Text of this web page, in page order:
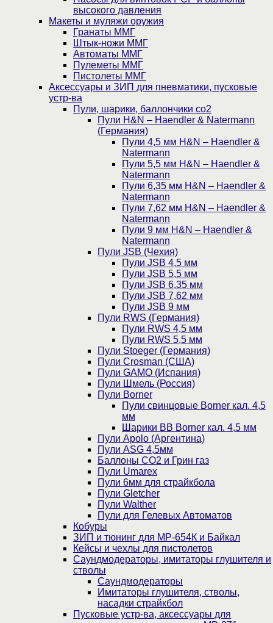
высокого давления
Макеты и муляжи оружия
Гранаты ММГ
Штык-ножи ММГ
Автоматы ММГ
Пулеметы ММГ
Пистолеты ММГ
Аксессуары и ЗИП для пневматики, пусковые
устр-ва
Пули, шарики, баллончики со2
Пули H&N – Haendler & Natermann
(Германия)
Пули 4,5 мм H&N – Haendler &
Natermann
Пули 5,5 мм H&N – Haendler &
Natermann
Пули 6,35 мм H&N – Haendler &
Natermann
Пули 7,62 мм H&N – Haendler &
Natermann
Пули 9 мм H&N – Haendler &
Natermann
Пули JSB (Чехия)
Пули JSB 4,5 мм
Пули JSB 5,5 мм
Пули JSB 6,35 мм
Пули JSB 7,62 мм
Пули JSB 9 мм
Пули RWS (Германия)
Пули RWS 4,5 мм
Пули RWS 5,5 мм
Пули Stoeger (Германия)
Пули Crosman (США)
Пули GAMO (Испания)
Пули Шмель (Россия)
Пули Borner
Пули свинцовые Borner кал. 4,5
мм
Шарики BB Borner кал. 4,5 мм
Пули Apolo (Аргентина)
Пули ASG 4,5мм
Баллоны CO2 и Грин газ
Пули Umarex
Пули 6мм для страйкбола
Пули Gletcher
Пули Walther
Пули для Гелевых Автоматов
Кобуры
ЗИП и тюнинг для МР-654К и Байкал
Кейсы и чехлы для пистолетов
Саундмодераторы, имитаторы глушителя и
стволы
Саундмодераторы
Имитаторы глушителя, стволы,
насадки страйкбол
Пусковые устр-ва, аксессуары для